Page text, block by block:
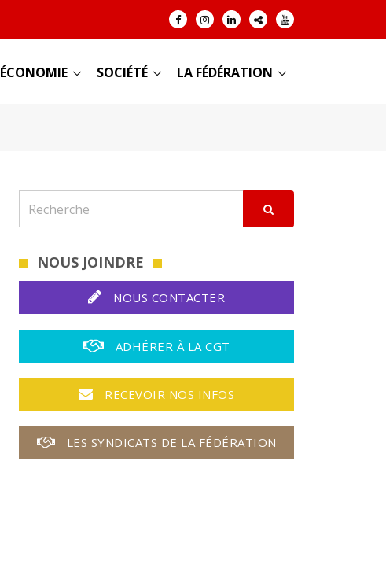
ÉCONOMIE SOCIÉTÉ LA FÉDÉRATION
NOUS JOINDRE
NOUS CONTACTER
ADHÉRER À LA CGT
RECEVOIR NOS INFOS
LES SYNDICATS DE LA FÉDÉRATION